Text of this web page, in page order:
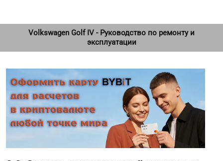
Volkswagen Golf IV - Руководство по ремонту и
эксплуатации